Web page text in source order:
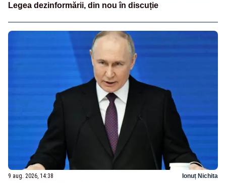
Legea dezinformării, din nou în discuție
9 aug. 2026, 14:38 Ionuț Nichita